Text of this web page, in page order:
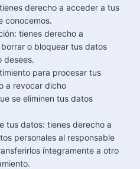
derecho a acceder a tus
conocemos.
tienes derecho a
o bloquear tus datos
desees.
para procesar tus
a revocar dicho
se eliminen tus datos
tus datos: tienes derecho a
personales al responsable
íntegramente a otro